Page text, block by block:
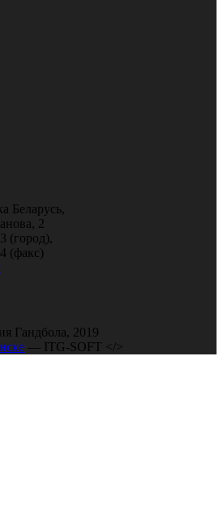
Беларусь,
2
(город),
(факс)
Гандбола, 2019
— ITG-SOFT </>